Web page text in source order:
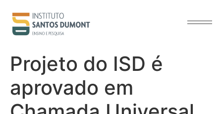
conteúdo
Projeto do ISD é
aprovado em